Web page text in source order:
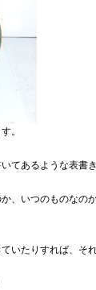
。
てあるような表書き
、いつのものなの
いたりすれば、そ